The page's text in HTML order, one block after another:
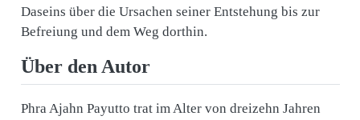
Daseins über die Ursachen seiner Entstehung bis zur
Befreiung und dem Weg dorthin.
Über den Autor
Phra Ajahn Payutto trat im Alter von dreizehn Jahren